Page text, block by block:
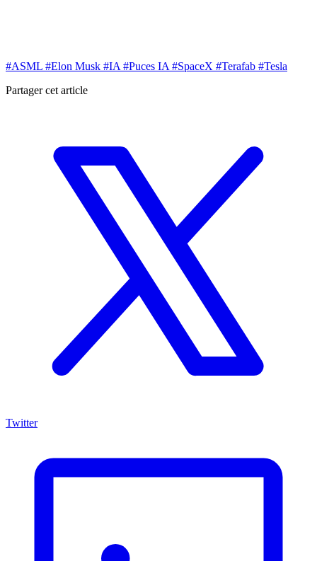
#ASML #Elon Musk #IA #Puces IA #SpaceX #Terafab #Tesla
Partager cet article
Twitter